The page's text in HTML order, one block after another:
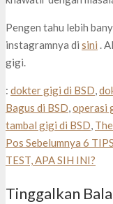
Pengen tahu lebih
instagramnya di sini .
gigi.
: dokter gigi di BSD,
Bagus di BSD,operasi
tambal gigi di BSD,
Pos Sebelumnya 6
TEST, APA SIH INI?
Tinggalkan